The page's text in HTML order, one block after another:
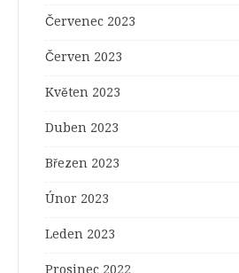
Červenec 2023
Červen 2023
Květen 2023
Duben 2023
Březen 2023
Únor 2023
Leden 2023
Prosinec 2022